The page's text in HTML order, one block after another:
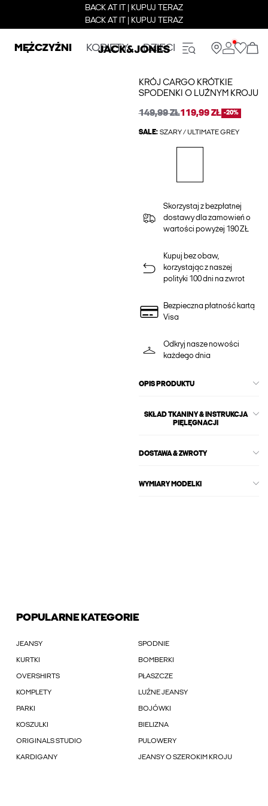
BACK AT IT | KUPUJ TERAZ
BACK AT IT | KUPUJ TERAZ
MĘŻCZYŹNI KOBIETY DZIECI
KRÓJ CARGO KRÓTKIE
SPODENKI O LUŹNYM KROJU
149,99 ZŁ119,99 ZŁ -20%
SALE: SZARY / ULTIMATE GREY
Skorzystaj z bezpłatnej
dostawy dla zamowień o
wartości powyżej 190 ZŁ
Kupuj bez obaw,
korzystając z naszej
polityki 100 dni na zwrot
Bezpieczna płatność kartą
Visa
Odkryj nasze nowości
każdego dnia
OPIS PRODUKTU
SKŁAD TKANINY & INSTRUKCJA
PIĘLĘGNACJI
DOSTAWA & ZWROTY
WYMIARY MODELKI
POPULARNE KATEGORIE
JEANSY SPODNIE
KURTKI BOMBERKI
OVERSHIRTS PŁASZCZE
KOMPLETY LUŹNE JEANSY
PARKI BOJÓWKI
KOSZULKI BIELIZNA
ORIGINALS STUDIO PULOWERY
KARDIGANY JEANSY O SZEROKIM KROJU